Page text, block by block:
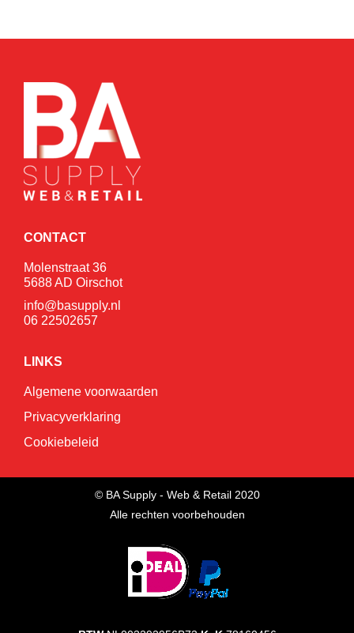
CONTACT
Molenstraat 36
5688 AD Oirschot
info@basupply.nl
06 22502657
LINKS
Algemene voorwaarden
Privacyverklaring
Cookiebeleid
© BA Supply - Web & Retail 2020
Alle rechten voorbehouden